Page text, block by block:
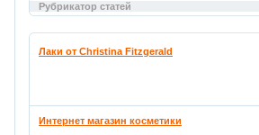
Рубрикатор статей
Лаки от Christina Fitzgerald
Интернет магазин косметики